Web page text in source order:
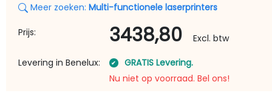
Meer zoeken: Multi-functionele laserprinters
Prijs: 3438,80
Excl. btw
Levering in Benelux:
GRATIS Levering.
Nu niet op voorraad. Bel ons!